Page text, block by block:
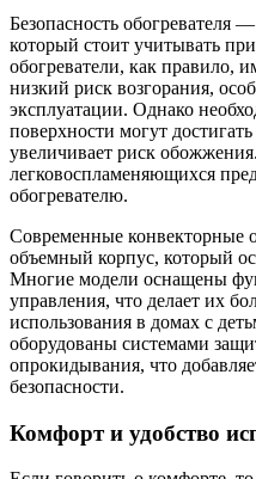
Безопасность обогревателя
который стоит учитывать
обогреватели, как правило,
низкий риск возгорания,
эксплуатации. Однако
поверхности могут
увеличивает риск
легковоспламеняющихся
обогревателю.
Современные конвекторные
объемный корпус, который
Многие модели оснащены
управления, что делает их
использования в домах с
оборудованы системами
опрокидывания, что
безопасности.
Комфорт и удобство